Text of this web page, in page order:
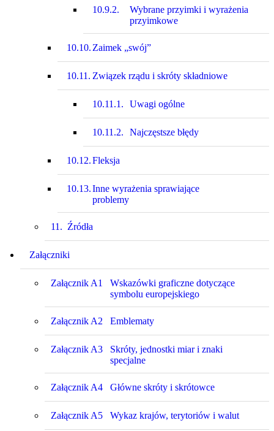
10.9.2.
Wybrane przyimki i wyrażenia
przyimkowe
10.10. Zaimek „swój”
10.11. Związek rządu i skróty składniowe
10.11.1. Uwagi ogólne
10.11.2. Najczęstsze błędy
10.12.Fleksja
10.13.Inne wyrażenia sprawiające
problemy
11. Źródła
Załączniki
Załącznik A1
Wskazówki graficzne dotyczące
symbolu europejskiego
Załącznik A2 Emblematy
Załącznik A3
Skróty, jednostki miar i znaki
specjalne
Załącznik A4 Główne skróty i skrótowce
Załącznik A5 Wykaz krajów, terytoriów i walut